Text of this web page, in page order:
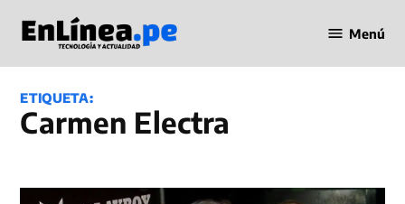
contenido
en Línea
Menú
ETIQUETA:
Carmen Electra